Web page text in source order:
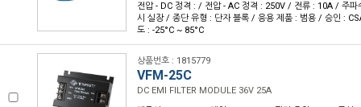
전압 - DC 정격 : / 전압 - AC 정격 : 250V / 전류 : 10A / 주파
시 실장 / 종단 유형 : 단자 블록 / 응용 제품 : 범용 / 승인 :
도 : -25°C ~ 85°C
상품번호 : 1815779
VFM-25C
DC EMI FILTER MODULE 36V 25A